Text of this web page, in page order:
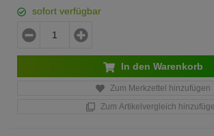
sofort verfügbar
In den Warenkorb
Zum Merkzettel hinzufügen
Zum Artikelvergleich